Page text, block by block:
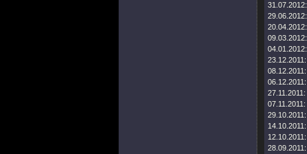
31.07.2012:
29.06.2012:
20.04.2012:
09.03.2012:
04.01.2012:
23.12.2011:
08.12.2011:
06.12.2011:
27.11.2011:
07.11.2011:
29.10.2011:
14.10.2011:
12.10.2011:
28.09.2011: